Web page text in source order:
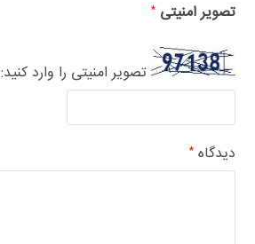
تصویر امنیتی*
تصویر امنیتی را وارد کنید:
دیدگاه*